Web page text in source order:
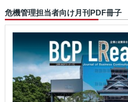
危機管理担当者向け月刊PDF冊子